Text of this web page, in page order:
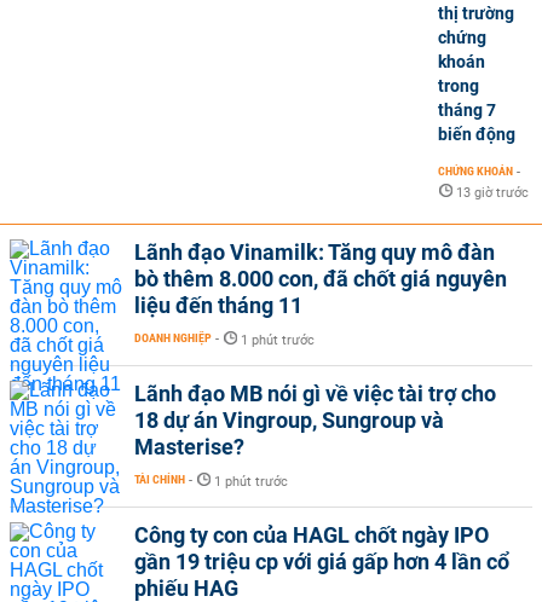
thị trường
chứng
khoán
trong
tháng 7
biến động
CHỨNG KHOÁN -
13 giờ trước
Lãnh đạo Vinamilk: Tăng quy mô đàn
bò thêm 8.000 con, đã chốt giá nguyên
liệu đến tháng 11
DOANH NGHIỆP - 1 phút trước
Lãnh đạo MB nói gì về việc tài trợ cho
18 dự án Vingroup, Sungroup và
Masterise?
TÀI CHÍNH - 1 phút trước
Công ty con của HAGL chốt ngày IPO
gần 19 triệu cp với giá gấp hơn 4 lần cổ
phiếu HAG